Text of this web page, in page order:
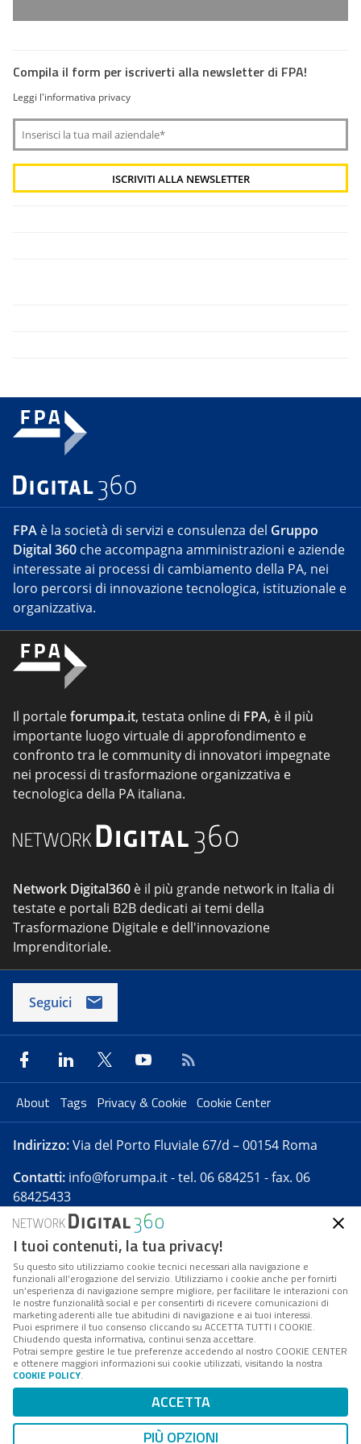
Compila il form per iscriverti alla newsletter di FPA!
Leggi l'informativa privacy
FPA è la società di servizi e consulenza del Gruppo
Digital 360 che accompagna amministrazioni e aziende
interessate ai processi di cambiamento della PA, nei
loro percorsi di innovazione tecnologica, istituzionale e
organizzativa.
Il portaleforumpa.it, testata online di FPA, è il più
importante luogo virtuale di approfondimento e
confronto tra le community di innovatori impegnate
nei processi di trasformazione organizzativa e
tecnologica della PA italiana.
Network Digital360 è il più grande network in Italia di
testate e portali B2B dedicati ai temi della
Trasformazione Digitale e dell'innovazione
Imprenditoriale.
Seguici
About Tags Privacy & Cookie Cookie Center
Indirizzo:Via del Porto Fluviale 67/d – 00154 Roma
Contatti: info@forumpa.it- tel. 06 684251 - fax. 06
68425433
Forumpa.itè una pubblicazione telematica iscritta
presso Registro della stampa del Tribunale di Roma -
Reg. n. 182 del 2 maggio 2008 - Direttore resp. Michela
Stentella
FPA s.r.l. è società soggetta a Direzione e
Coordinamento da parte di Digital360 S.p.A. - FPA s.r.l.
è un'azienda certificata per il sistema di management
Codice Fiscale/Partita IVA n. 10693191008 - R.E.A. Roma
n. 1249791. ISP AWS
Mappa del sito
I tuoi contenuti, la tua privacy!
Su questo sito utilizziamo cookie tecnici necessari alla navigazione e
funzionali all’erogazione del servizio. Utilizziamo i cookie anche per fornirti
un’esperienza di navigazione sempre migliore, per facilitare le interazioni con
le nostre funzionalità social e per consentirti di ricevere comunicazioni di
marketing aderenti alle tue abitudini di navigazione e ai tuoi interessi.
Puoi esprimere il tuo consenso cliccando su ACCETTA TUTTI I COOKIE.
Chiudendo questa informativa, continui senza accettare.
Potrai sempre gestire le tue preferenze accedendo al nostro COOKIE CENTER
e ottenere maggiori informazioni sui cookie utilizzati, visitando la nostra
COOKIE POLICY.
ACCETTA
PIÙ OPZIONI